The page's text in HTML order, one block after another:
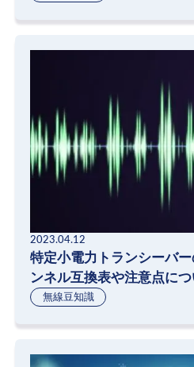
2023.04.12
特定小電力トランシーバ
ンネル互換表や注意点に
無線豆知識